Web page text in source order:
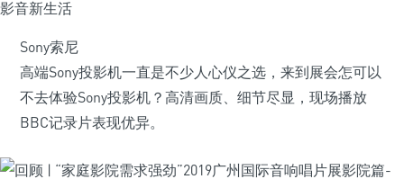
Sony索尼
高端Sony投影机一直是不少人心仪之选，来到展会怎可以
不去体验Sony投影机？高清画质、细节尽显，现场播放
BBC记录片表现优异。